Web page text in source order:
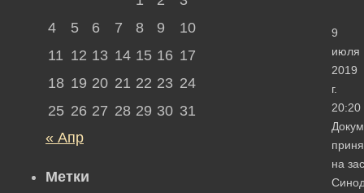
9
июля
2019
г.
20:20
на
4
5 6 7 8 9
10
11 12 13 14 15 16 17
18 19 20 21 22 23 24
25 26 27 28 29 30 31
« Апр
Метки